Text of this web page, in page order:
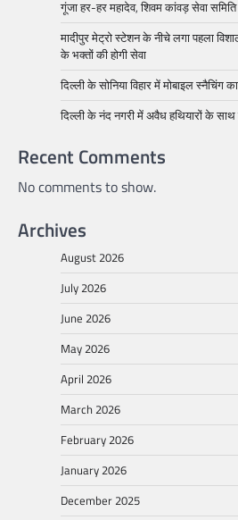
गूंजा हर-हर महादेव, शिवम कांवड़ सेवा
मादीपुर मेट्रो स्टेशन के नीचे लगा पहला
के भक्तों की होगी सेवा
दिल्ली के सोनिया विहार में मोबाइल स्नैचिंग
दिल्ली के नंद नगरी में अवैध हथियारों के साथ
Recent Comments
No comments to show.
Archives
August 2026
July 2026
June 2026
May 2026
April 2026
March 2026
February 2026
January 2026
December 2025